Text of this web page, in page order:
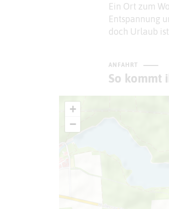
Ein Ort zum
Entspannung
doch Urlaub
ANFAHRT
So kommt
+
−